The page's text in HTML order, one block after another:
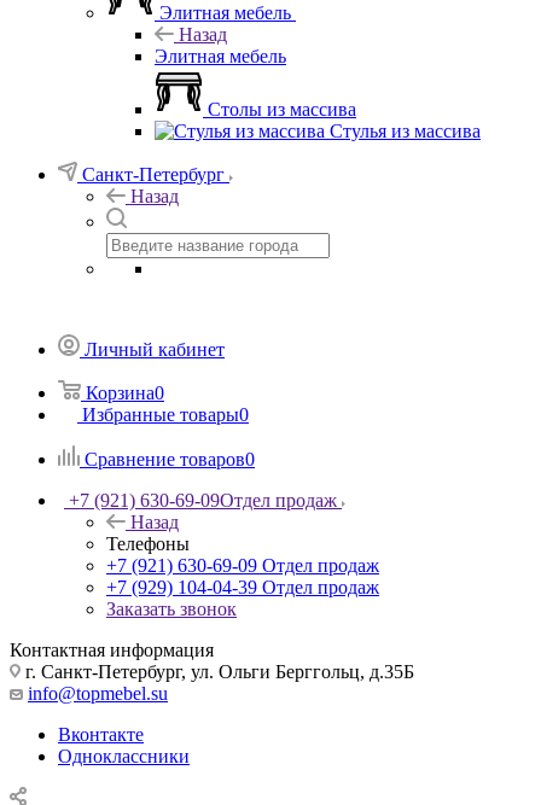
Элитная мебель
Назад
Элитная мебель
Столы из массива
Стулья из массива
Санкт-Петербург
Назад
Личный кабинет
Корзина0
Избранные товары0
Сравнение товаров0
+7 (921) 630-69-09Отдел продаж
Назад
Телефоны
+7 (921) 630-69-09 Отдел продаж
+7 (929) 104-04-39 Отдел продаж
Заказать звонок
Контактная информация
г. Санкт-Петербург, ул. Ольги Берггольц, д.35Б
info@topmebel.su
Вконтакте
Одноклассники